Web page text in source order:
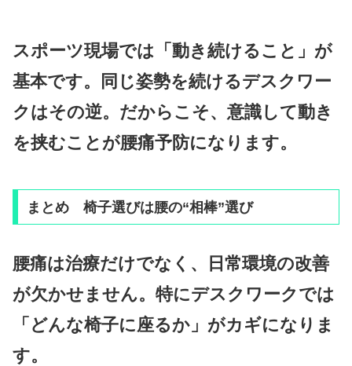
スポーツ現場では「動き続けること」が
基本です。同じ姿勢を続けるデスクワー
クはその逆。だからこそ、意識して動き
を挟むことが腰痛予防になります。
まとめ 椅子選びは腰の“相棒”選び
腰痛は治療だけでなく、日常環境の改善
が欠かせません。特にデスクワークでは
「どんな椅子に座るか」がカギになりま
す。